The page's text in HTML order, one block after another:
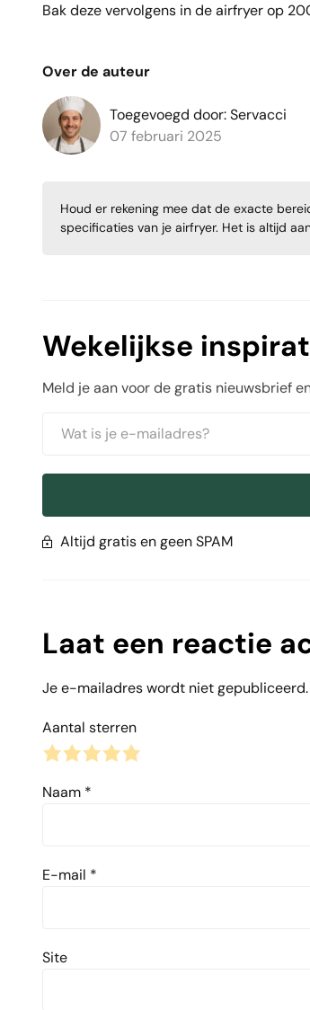
Bak deze vervolgens in de airfryer op
Over de auteur
Toegevoegd door: Servacci
07 februari 2025
Houd er rekening mee dat de exacte
specificaties van je airfryer. Het is altijd
Wekelijkse
Meld je aan voor de gratis nieuwsbrief
Altijd gratis en geen SPAM
Laat een reactie
Je e-mailadres wordt niet gepubliceerd.
Aantal sterren
4
3
2
1
Naam *
E-mail *
Site